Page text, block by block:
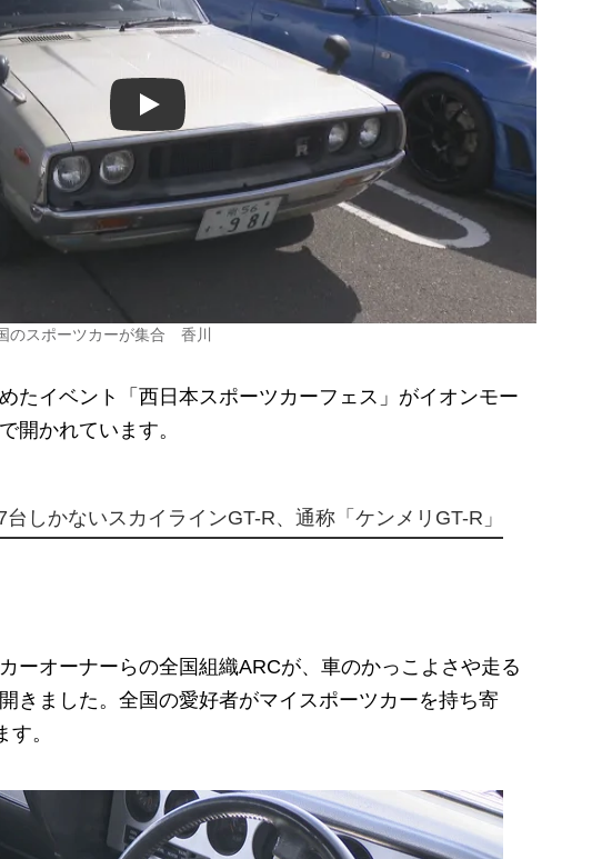
Play
スポーツカーが集合 香川
たイベント「西日本スポーツカーフェス」がイオンモー
開かれています。
台しかないスカイラインGT-R、通称「ケンメリGT-R」
ーオーナーらの全国組織ARCが、車のかっこよさや走る
きました。全国の愛好者がマイスポーツカーを持ち寄
。